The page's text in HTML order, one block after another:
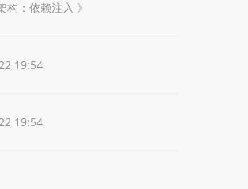
构：依赖注入 》
19:54
19:54